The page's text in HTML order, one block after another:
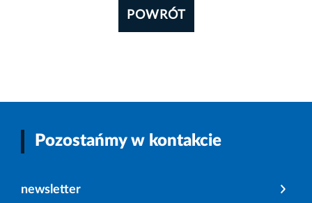
POWRÓT
Pozostańmy w kontakcie
newsletter